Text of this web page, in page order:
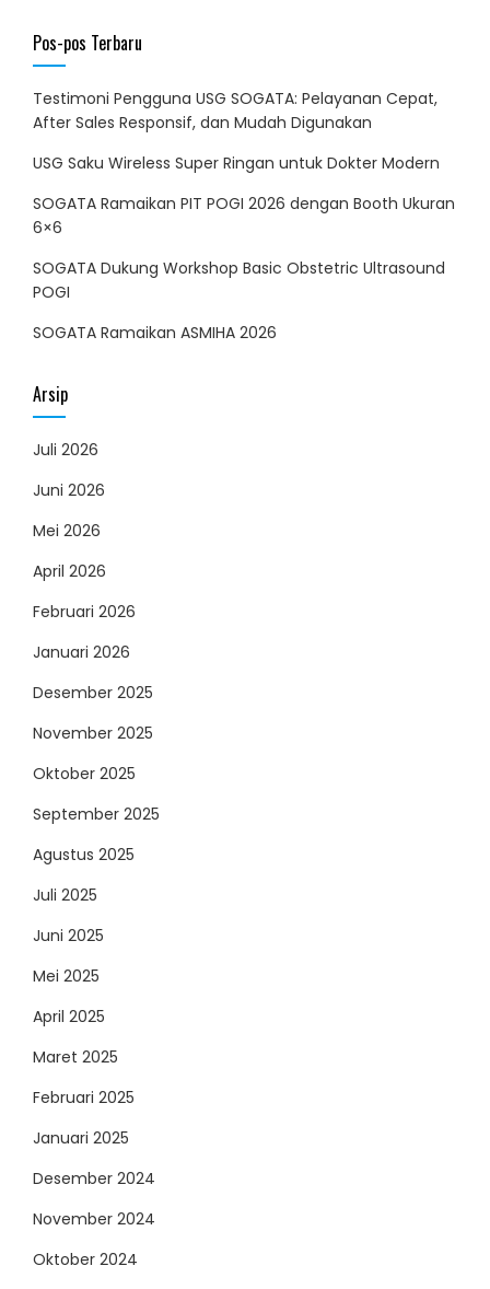
Pos-pos Terbaru
Testimoni Pengguna USG SOGATA: Pelayanan Cepat,
After Sales Responsif, dan Mudah Digunakan
USG Saku Wireless Super Ringan untuk Dokter Modern
SOGATA Ramaikan PIT POGI 2026 dengan Booth Ukuran
6×6
SOGATA Dukung Workshop Basic Obstetric Ultrasound
POGI
SOGATA Ramaikan ASMIHA 2026
Arsip
Juli 2026
Juni 2026
Mei 2026
April 2026
Februari 2026
Januari 2026
Desember 2025
November 2025
Oktober 2025
September 2025
Agustus 2025
Juli 2025
Juni 2025
Mei 2025
April 2025
Maret 2025
Februari 2025
Januari 2025
Desember 2024
November 2024
Oktober 2024